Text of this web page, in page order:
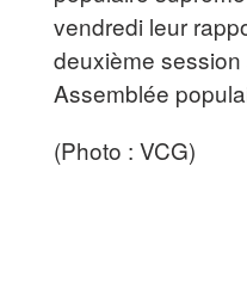
vendredi leur
deuxième
Assemblée
(Photo : VCG)